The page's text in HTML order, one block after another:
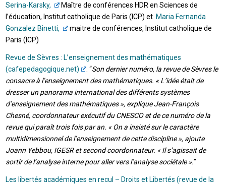
Serina-Karsky,
Maître de conférences HDR en Sciences de
l’éducation, Institut catholique de Paris (ICP) et Maria Fernanda
Gonzalez Binetti,
maitre de conférences, Institut catholique de
Paris (ICP)
Revue de Sèvres : L’enseignement des mathématiques
(cafepedagogique.net)
. “Son dernier numéro, la revue de Sèvres le
consacre à l’enseignement des mathématiques. « L’idée était de
dresser un panorama international des différents systèmes
d’enseignement des mathématiques », explique Jean-François
Chesné, coordonnateur exécutif du CNESCO et de ce numéro de la
revue qui paraît trois fois par an. « On a insisté sur le caractère
multidimensionnel de l’enseignement de cette discipline », ajoute
Joann Yebbou, IGESR et second coordonnateur. « Il s’agissait de
sortir de l’analyse interne pour aller vers l’analyse sociétale ».”
Les libertés académiques en recul – Droits et Libertés (revue de la